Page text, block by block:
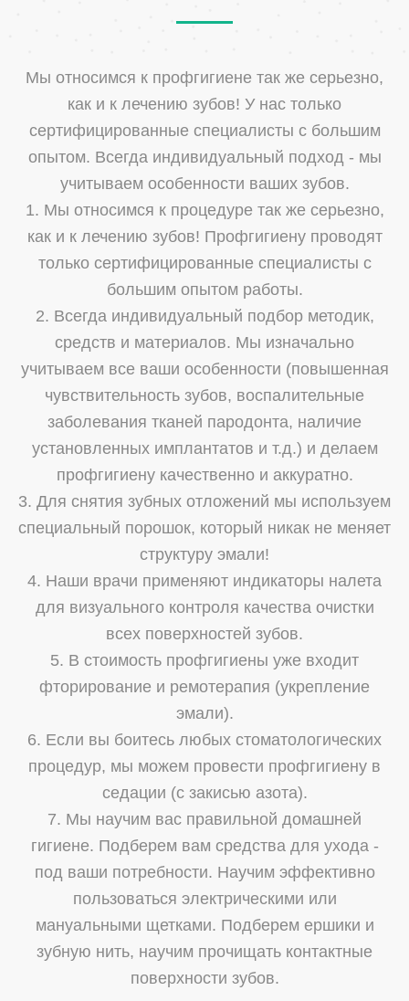
Мы относимся к профгигиене так же серьезно,
как и к лечению зубов! У нас только
сертифицированные специалисты с большим
опытом. Всегда индивидуальный подход - мы
учитываем особенности ваших зубов.
1. Мы относимся к процедуре так же серьезно,
как и к лечению зубов! Профгигиену проводят
только сертифицированные специалисты с
большим опытом работы.
2. Всегда индивидуальный подбор методик,
средств и материалов. Мы изначально
учитываем все ваши особенности (повышенная
чувствительность зубов, воспалительные
заболевания тканей пародонта, наличие
установленных имплантатов и т.д.) и делаем
профгигиену качественно и аккуратно.
3. Для снятия зубных отложений мы используем
специальный порошок, который никак не меняет
структуру эмали!
4. Наши врачи применяют индикаторы налета
для визуального контроля качества очистки
всех поверхностей зубов.
5. В стоимость профгигиены уже входит
фторирование и ремотерапия (укрепление
эмали).
6. Если вы боитесь любых стоматологических
процедур, мы можем провести профгигиену в
седации (с закисью азота).
7. Мы научим вас правильной домашней
гигиене. Подберем вам средства для ухода -
под ваши потребности. Научим эффективно
пользоваться электрическими или
мануальными щетками. Подберем ершики и
зубную нить, научим прочищать контактные
поверхности зубов.